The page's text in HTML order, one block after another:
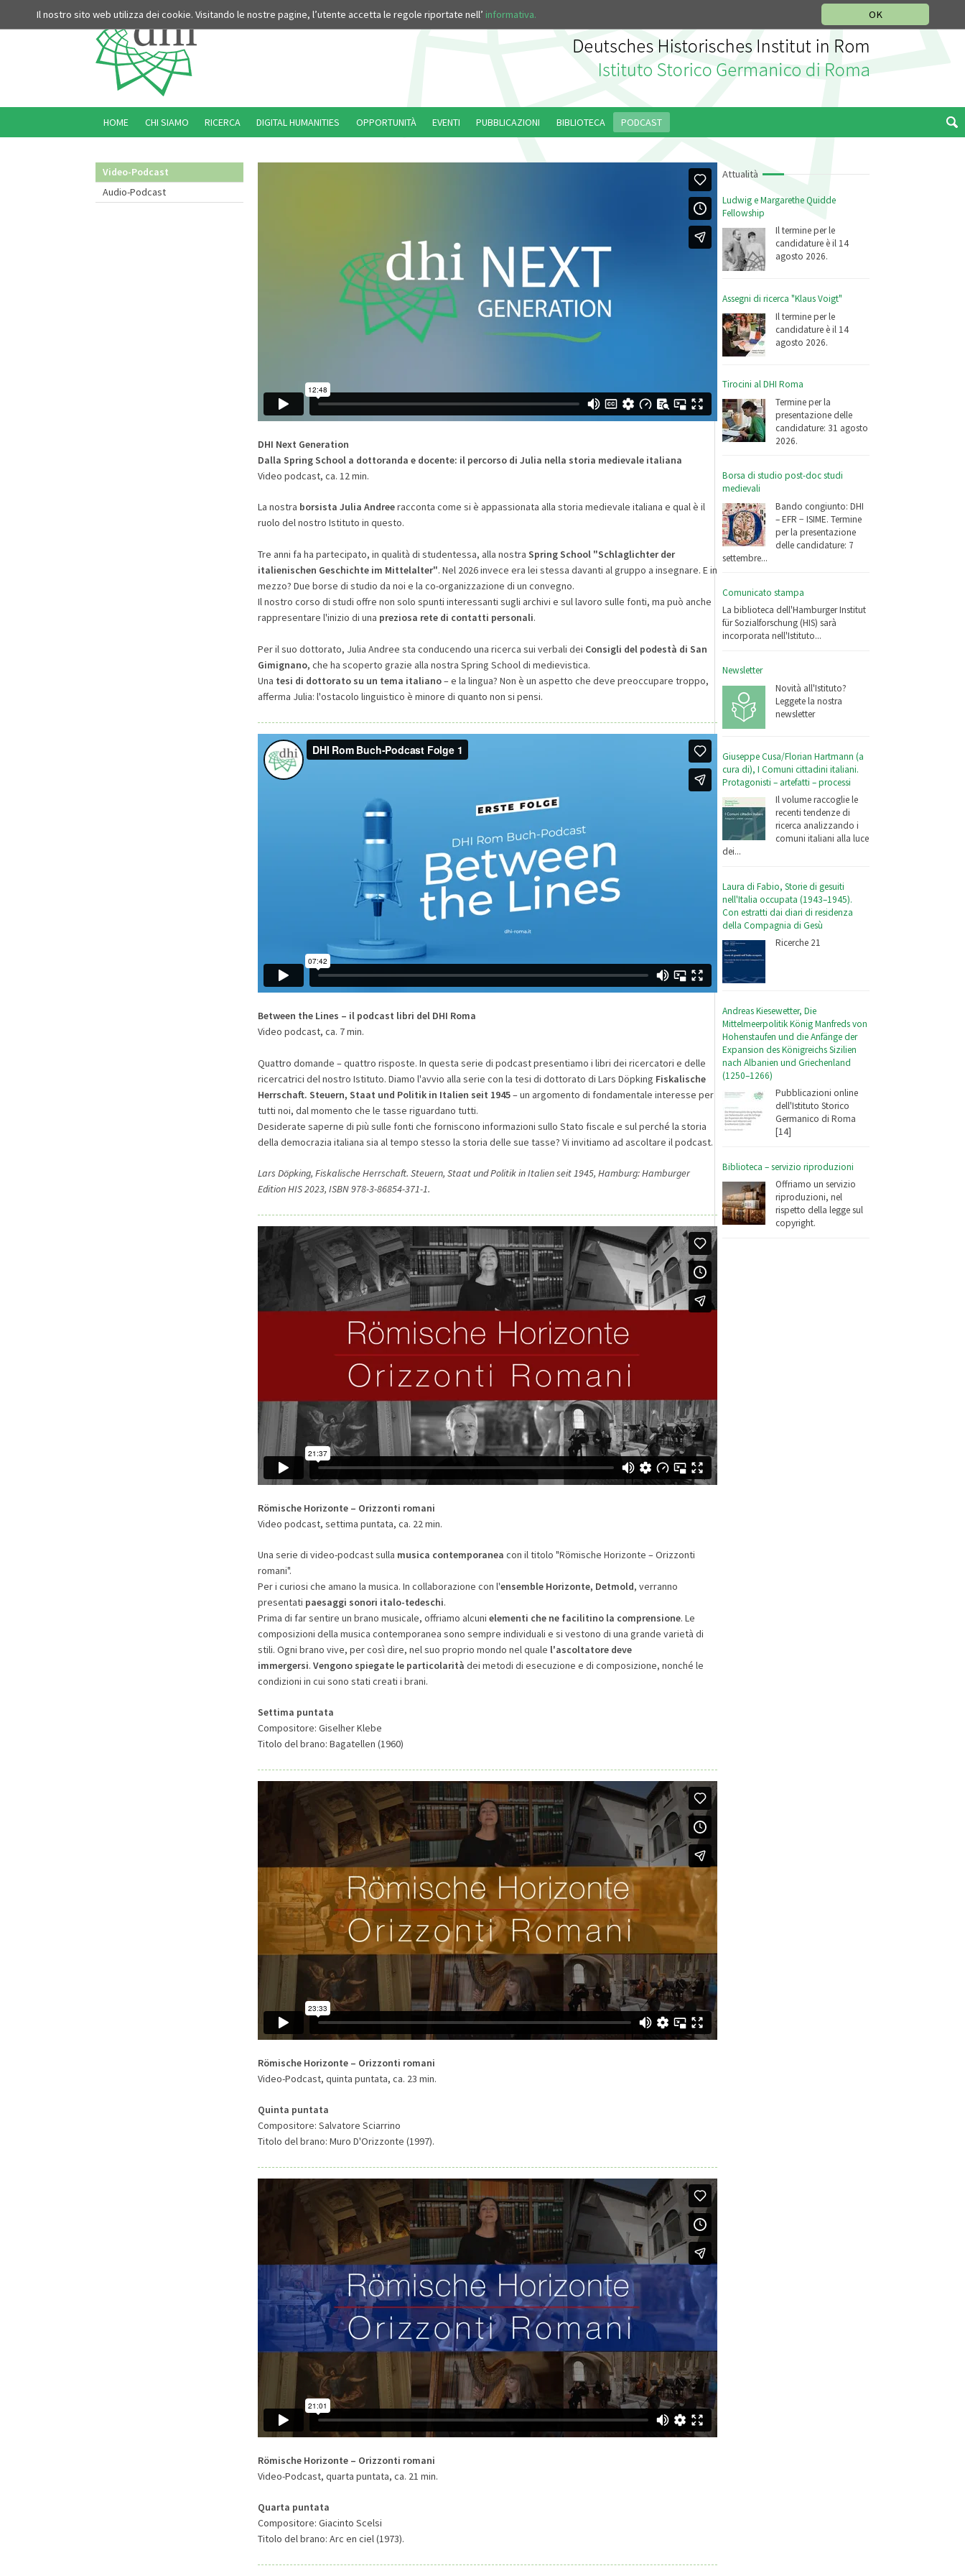
OK
Il nostro sito web utilizza dei cookie. Visitando le nostre pagine, l’utente accetta le regole riportate nell’ informativa.
Video-Podcast
Audio-Podcast
Attualità
Ludwig e Margarethe Quidde
Fellowship
Il termine per le
candidature è il 14
agosto 2026.
Assegni di ricerca "Klaus Voigt"
Il termine per le
candidature è il 14
agosto 2026.
Tirocini al DHI Roma
Termine per la
presentazione delle
candidature: 31 agosto
2026.
Borsa di studio post-doc studi
medievali
Bando congiunto: DHI
– EFR − ISIME. Termine
per la presentazione
delle candidature: 7
settembre...
Comunicato stampa
La biblioteca dell'Hamburger Institut
für Sozialforschung (HIS) sarà
incorporata nell'Istituto...
Newsletter
Novità all'Istituto?
Leggete la nostra
newsletter
Giuseppe Cusa/Florian Hartmann (a
cura di), I Comuni cittadini italiani.
Protagonisti – artefatti – processi
Il volume raccoglie le
recenti tendenze di
ricerca analizzando i
comuni italiani alla luce
dei...
Laura di Fabio, Storie di gesuiti
nell'Italia occupata (1943–1945).
Con estratti dai diari di residenza
della Compagnia di Gesù
Ricerche 21
Andreas Kiesewetter, Die
Mittelmeerpolitik König Manfreds von
Hohenstaufen und die Anfänge der
Expansion des Königreichs Sizilien
nach Albanien und Griechenland
(1250–1266)
Pubblicazioni online
dell'Istituto Storico
Germanico di Roma
[14]
Biblioteca – servizio riproduzioni
Offriamo un servizio
riproduzioni, nel
rispetto della legge sul
copyright.
DHI Next Generation
Dalla Spring School a dottoranda e docente: il percorso di Julia nella storia medievale italiana
Video podcast, ca. 12 min.
La nostra borsista Julia Andreeracconta come si è appassionata alla storia medievale italiana e qual è il
ruolo del nostro Istituto in questo.
Tre anni fa ha partecipato, in qualità di studentessa, alla nostra Spring School "Schlaglichter der
italienischen Geschichte im Mittelalter". Nel 2026 invece era lei stessa davanti al gruppo a insegnare. E in
mezzo? Due borse di studio da noi e la co-organizzazione di un convegno.
Il nostro corso di studi offre non solo spunti interessanti sugli archivi e sul lavoro sulle fonti, ma può anche
rappresentare l'inizio di una preziosa rete di contatti personali.
Per il suo dottorato, Julia Andree sta conducendo una ricerca sui verbali dei Consigli del podestà di San
Gimignano, che ha scoperto grazie alla nostra Spring School di medievistica.
Una tesi di dottoratosu un tema italiano– e la lingua? Non è un aspetto che deve preoccupare troppo,
afferma Julia: l'ostacolo linguistico è minore di quanto non si pensi.
Between the Lines – il podcast libri del DHI Roma
Video podcast, ca. 7 min.
Quattro domande – quattro risposte. In questa serie di podcast presentiamo i libri dei ricercatori e delle
ricercatrici del nostro Istituto. Diamo l'avvio alla serie con la tesi di dottorato di Lars Döpking Fiskalische
Herrschaft. Steuern, Staat und Politik in Italien seit 1945– un argomento di fondamentale interesse per
tutti noi, dal momento che le tasse riguardano tutti.
Desiderate saperne di più sulle fonti che forniscono informazioni sullo Stato fiscale e sul perché la storia
della democrazia italiana sia al tempo stesso la storia delle sue tasse? Vi invitiamo ad ascoltare il podcast.
Lars Döpking, Fiskalische Herrschaft. Steuern, Staat und Politik in Italien seit 1945, Hamburg: Hamburger
Edition HIS 2023, ISBN 978-3-86854-371-1.
Römische Horizonte – Orizzonti romani
Video podcast, settima puntata, ca. 22 min.
Una serie di video-podcast sulla musica contemporanea con il titolo "Römische Horizonte – Orizzonti
romani".
Per i curiosi che amano la musica. In collaborazione con l'ensemble Horizonte, Detmold, verranno
presentati paesaggi sonori italo-tedeschi.
Prima di far sentire un brano musicale, offriamo alcuni elementi che ne facilitino la comprensione. Le
composizioni della musica contemporanea sono sempre individuali e si vestono di una grande varietà di
stili. Ogni brano vive, per così dire, nel suo proprio mondo nel quale l'ascoltatore deve
immergersi. Vengono spiegate le particolarità dei metodi di esecuzione e di composizione, nonché le
condizioni in cui sono stati creati i brani.
Settima puntata
Compositore: Giselher Klebe
Titolo del brano: Bagatellen (1960)
Römische Horizonte – Orizzonti romani
Video-Podcast, quinta puntata, ca. 23 min.
Quinta puntata
Compositore: Salvatore Sciarrino
Titolo del brano: Muro D'Orizzonte (1997).
Römische Horizonte – Orizzonti romani
Video-Podcast, quarta puntata, ca. 21 min.
Quarta puntata
Compositore: Giacinto Scelsi
Titolo del brano: Arc en ciel (1973).
HOME CHI SIAMO RICERCA DIGITAL HUMANITIES OPPORTUNITÀ EVENTI PUBBLICAZIONI BIBLIOTECA PODCAST